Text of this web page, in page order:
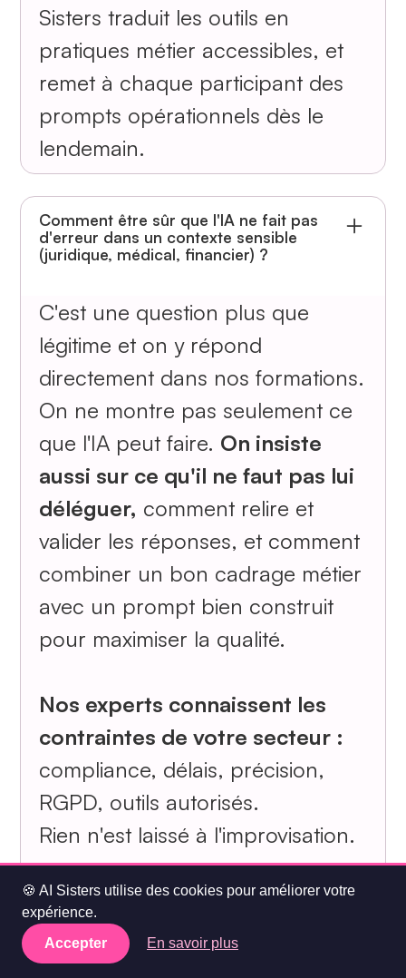
Sisters traduit les outils en
pratiques métier accessibles, et
remet à chaque participant des
prompts opérationnels dès le
lendemain.
Comment être sûr que l'IA ne fait pas
d'erreur dans un contexte sensible
(juridique, médical, financier) ?
C'est une question plus que
légitime et on y répond
directement dans nos formations.
On ne montre pas seulement ce
que l'IA peut faire. On insiste
aussi sur ce qu'il ne faut pas lui
déléguer, comment relire et
valider les réponses, et comment
combiner un bon cadrage métier
avec un prompt bien construit
pour maximiser la qualité.
Nos experts connaissent les
contraintes de votre secteur :
compliance, délais, précision,
RGPD, outils autorisés.
Rien n'est laissé à l'improvisation.
En résumé :AI Sisters intègreles
limites et les risques de l'IA
dans ses formations. Vos équipes
🍪 AI Sisters utilise des cookies pour améliorer votre
expérience.
Accepter
En savoir plus